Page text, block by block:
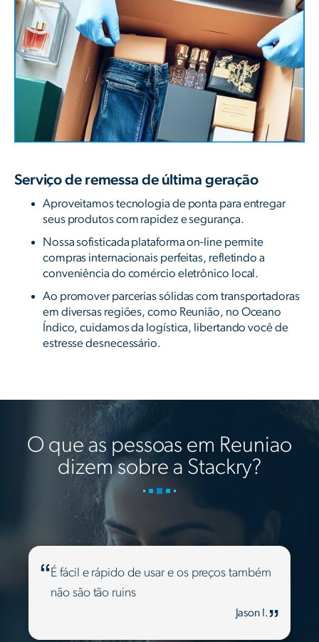
Serviço de remessa de última geração
Aproveitamos tecnologia de ponta para entregar
seus produtos com rapidez e segurança.
Nossa sofisticada plataforma on-line permite
compras internacionais perfeitas, refletindo a
conveniência do comércio eletrônico local.
Ao promover parcerias sólidas com transportadoras
em diversas regiões, como Reunião, no Oceano
Índico, cuidamos da logística, libertando você de
estresse desnecessário.
O que as pessoas em Reuniao
dizem sobre a Stackry?
É fácil e rápido de usar e os preços também
não são tão ruins
Jason I.